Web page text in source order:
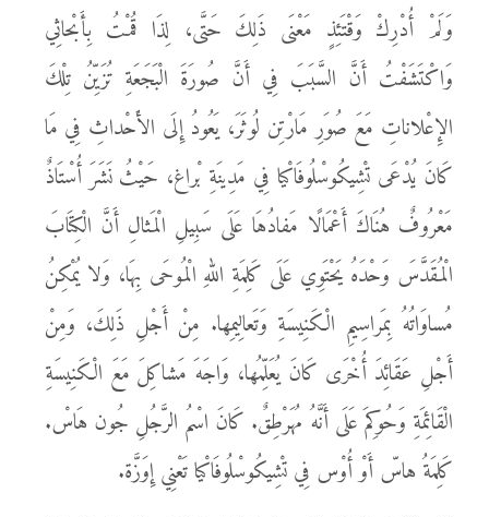
وَلَمْ أُدْرِكْ وَقْتَئِذٍ مَعْنَى ذَلِكَ حَتَّى، لِذَا قُمْتُ بِأَبْحاثِي
وَاكْتَشَفْتُ أَنَّ السَّبَبَ فِي أَنَّ صُورَةَ الْبَجَعَةِ تُزَيِّنُ تِلْكَ
الإِعْلاناتِ مَعَ صُوَرِ مَارْتِن لُوثَرَ، يَعُودُ إِلَى الأَحْداثِ فِي مَا
كَانَ يُدْعَى تْشِيكُوسْلُوفَاكْيا فِي مَدِينَةِ بْراغ، حَيْثُ نَشَرَ أُسْتَاذٌ
مَعْرُوفٌ هُنَاكَ أَعْمَالًا مَفادُهَا عَلَى سَبِيلِ الْمَثالِ أَنَّ الْكِتَابَ
الْمُقَدَّسَ وَحْدَهُ يَحْتَوِي عَلَى كَلِمَةِ اللهِ الْمُوحَى بِهَا، وَلا يُمْكِنُ
مُساوَاتُهُ بِمَراسِيمِ الْكَنِيسَةِ وَتَعالِيمِها. مِنْ أَجْلِ ذَلِكَ، وَمِنْ
أَجْلِ عَقَائِدَ أُخْرَى كَانَ يُعَلِّمُها، وَاجَهَ مَشاكِلَ مَعَ الْكَنِيسَةِ
الْقَائِمَةِ وَحُوكِمَ عَلَى أَنَّهُ مُهَرْطِقٌ. كَانَ اسْمُ الرَّجُلِ جُون هَاسْ.
كَلِمَةُ هاسّ أَوْ أُوْس فِي تْشِيكُوسْلُوفَاكْيا تَعْنِي إِوَزَّة.